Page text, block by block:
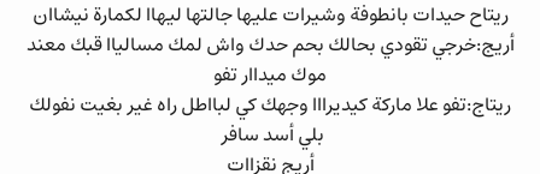
ريتاح حيدات بانطوفة وشيرات عليها جالتها ليهاا لكمارة نيشاان
أريج:خرجي تقودي بحالك بحم حدك واش لمك مسالياا قبك معند
موك ميداار تفو
ريتاج:تفو علا ماركة كيديرااا وجهك كي لبااطل راه غير بغيت نفولك
بلي أسد سافر
أريج نقزاات